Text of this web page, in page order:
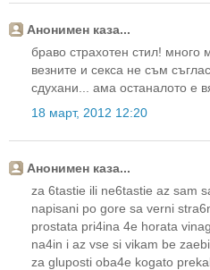
Анонимен каза...
браво страхотен стил!
везните и секса не съм
сдухани... ама останалото е
18 март, 2012 12:20
Анонимен каза...
za 6tastie ili ne6tastie az sam
napisani po gore sa verni
prostata pri4ina 4e horata
na4in i az vse si vikam be
za gluposti oba4e kogato